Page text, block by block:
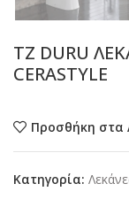
TZ DURU
CERASTYLE
Προσθήκη στα
Κατηγορία: